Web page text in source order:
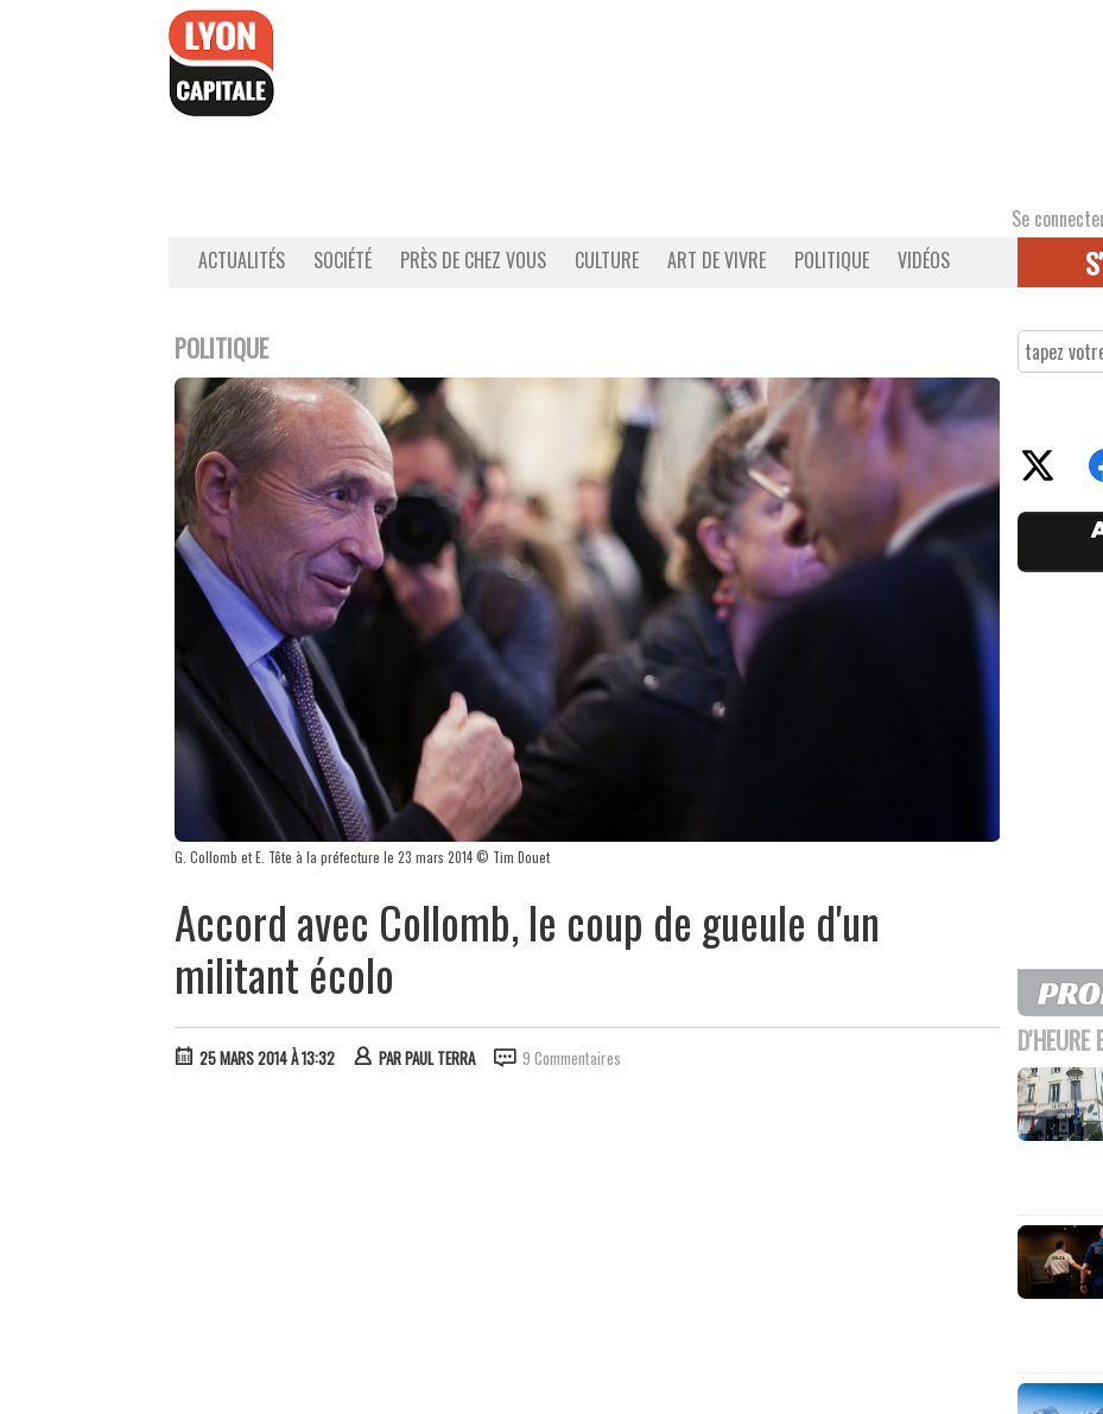
Se
ACTUALITÉS SOCIÉTÉ PRÈS DE CHEZ VOUS CULTURE ART DE VIVRE POLITIQUE VIDÉOS
POLITIQUE
G. Collomb et E. Tête à la préfecture le 23 mars 2014 © Tim Douet
Accord avec Collomb, le coup de gueule d'un
militant écolo
25 MARS 2014 À 13:32 PARPAUL TERRA 9 Commentaires
D'HEURE